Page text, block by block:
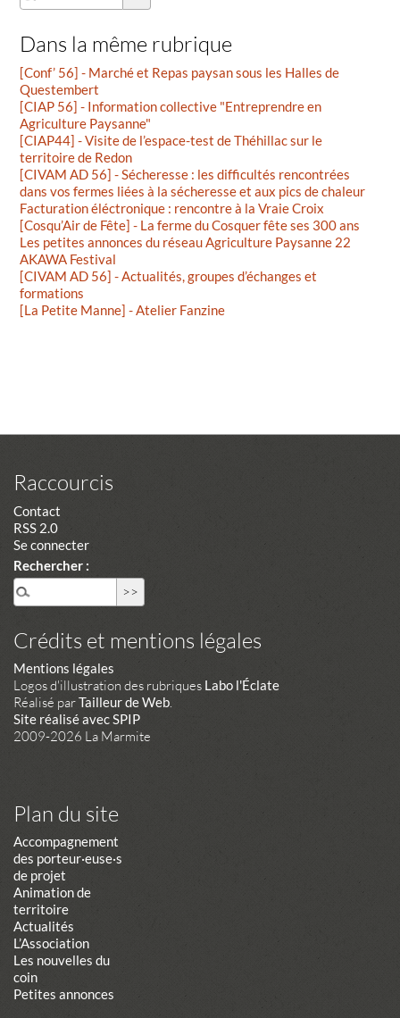
Dans la même rubrique
[Conf’ 56] - Marché et Repas paysan sous les Halles de
Questembert
[CIAP 56] - Information collective "Entreprendre en
Agriculture Paysanne"
[CIAP44] - Visite de l’espace-test de Théhillac sur le
territoire de Redon
[CIVAM AD 56] - Sécheresse : les difficultés rencontrées
dans vos fermes liées à la sécheresse et aux pics de chaleur
Facturation éléctronique : rencontre à la Vraie Croix
[Cosqu’Air de Fête] - La ferme du Cosquer fête ses 300 ans
Les petites annonces du réseau Agriculture Paysanne 22
AKAWA Festival
[CIVAM AD 56] - Actualités, groupes d’échanges et
formations
[La Petite Manne] - Atelier Fanzine
Raccourcis
Contact
RSS 2.0
Se connecter
Rechercher :
Crédits et mentions légales
Mentions légales
Logos d'illustration des rubriques Labo l'Éclate
Réalisé parTailleur de Web.
Site réalisé avec SPIP
2009-2026 La Marmite
Plan du site
Accompagnement
des porteur·euse·s
de projet
Animation de
territoire
Actualités
L’Association
Les nouvelles du
coin
Petites annonces